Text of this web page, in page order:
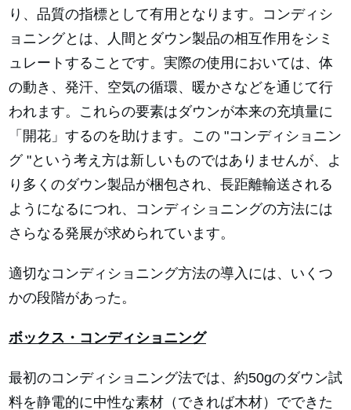
り、品質の指標として有用となります。コンディシ
ョニングとは、人間とダウン製品の相互作用をシミ
ュレートすることです。実際の使用においては、体
の動き、発汗、空気の循環、暖かさなどを通じて行
われます。これらの要素はダウンが本来の充填量に
「開花」するのを助けます。この "コンディショニン
グ "という考え方は新しいものではありませんが、よ
り多くのダウン製品が梱包され、長距離輸送される
ようになるにつれ、コンディショニングの方法には
さらなる発展が求められています。
適切なコンディショニング方法の導入には、いくつ
かの段階があった。
ボックス・コンディショニング
最初のコンディショニング法では、約50gのダウン試
料を静電的に中性な素材（できれば木材）でできた